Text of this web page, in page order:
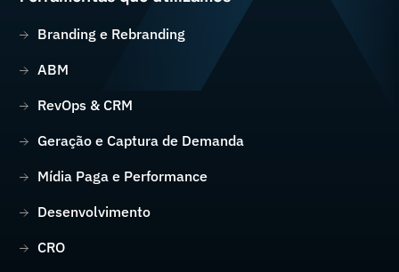
Branding e Rebranding
ABM
RevOps & CRM
Geração e Captura de Demanda
Mídia Paga e Performance
Desenvolvimento
CRO